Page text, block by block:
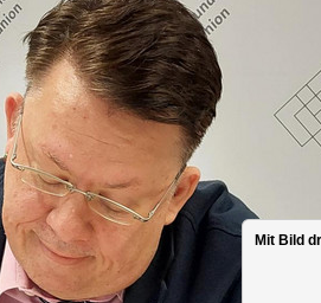
Mit Bild